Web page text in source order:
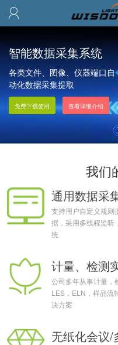

智能数据采集系统
各类文件、图像、仪器端口自
动化数据采集提取
跨系统数据互通，替代手工誊
抄免费下载使用 查看详细介绍
我们
通用数据采
支持用户自定义规则
据，采用多线程监听
统
计量、检测
公司多年从事计量，
LES，ELN，样品流
决方案
无纸化会议/